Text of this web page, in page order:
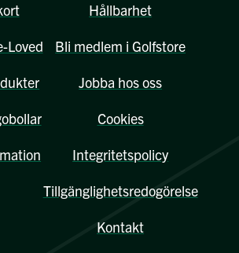
Loved
Hållbarhet
Bli medlem i Golfstore
Jobba hos oss
Cookies
Integritetspolicy
Tillgänglighetsredogörelse
Kontakt